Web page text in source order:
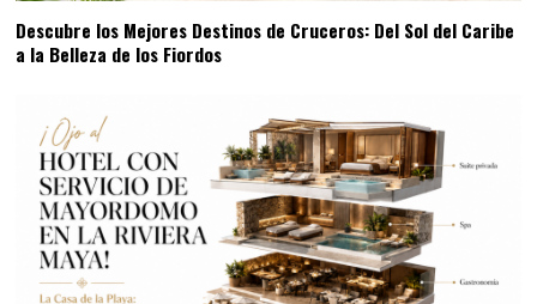
Descubre los Mejores Destinos de Cruceros: Del Sol del Caribe
a la Belleza de los Fiordos